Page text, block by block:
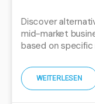
Discover
mid-market
based on
WEITERLESEN